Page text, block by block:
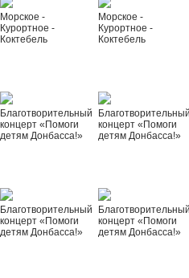
Морское -
Курортное -
Коктебель
Морское -
Курортное -
Коктебель
Благотворительный
концерт «Помоги
детям Донбасса!»
Благотворительный
концерт «Помоги
детям Донбасса!»
Благотворительный
концерт «Помоги
детям Донбасса!»
Благотворительный
концерт «Помоги
детям Донбасса!»